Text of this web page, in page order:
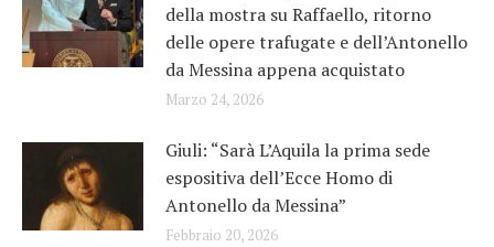
della mostra su Raffaello, ritorno
delle opere trafugate e dell’Antonello
da Messina appena acquistato
Marzo 24, 2026
Giuli: “Sarà L’Aquila la prima sede
espositiva dell’Ecce Homo di
Antonello da Messina”
Febbraio 20, 2026